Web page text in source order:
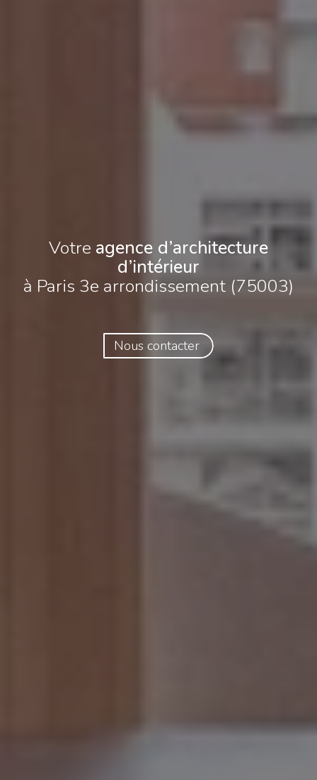
Votre agence d’architecture
d’intérieur
à Paris 3e arrondissement (75003)
Nous contacter